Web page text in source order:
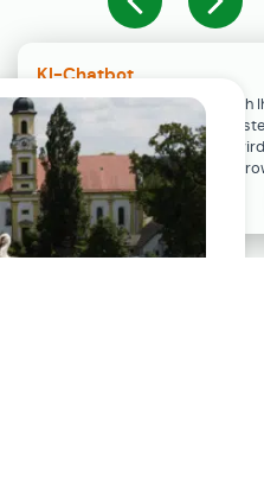
KI-Chatbot
Der KI-Chatbot steht erst nach
Einwilligung in den Cookie-
Verfügung. Der Chat-Verlauf
ausschließlich lokal in Ihrem
gespeichert.